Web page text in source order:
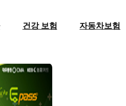
건강 보험 자동차보험